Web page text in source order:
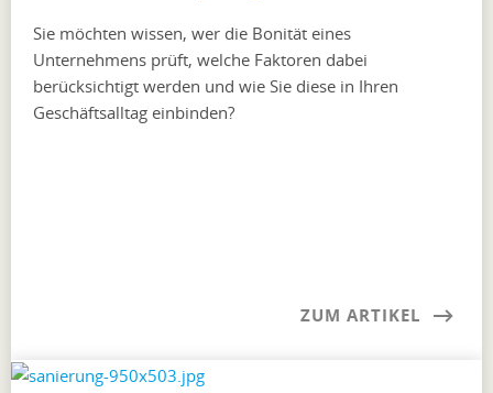
Sie möchten wissen, wer die Bonität eines
Unternehmens prüft, welche Faktoren dabei
berücksichtigt werden und wie Sie diese in Ihren
Geschäftsalltag einbinden?
ZUM ARTIKEL